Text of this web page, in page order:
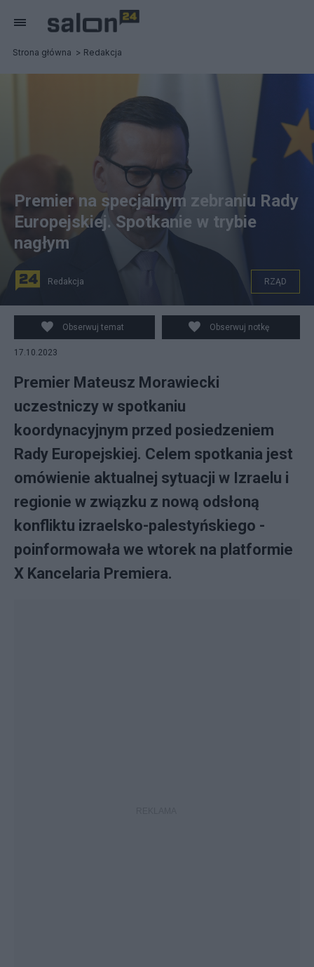
Strona główna Redakcja
na zdjęciu: Premier Mateusz Morawiecki. fot.
PAP/Radek Pietruszka
Premier na specjalnym zebraniu Rady
Europejskiej. Spotkanie w trybie
nagłym
Redakcja RZĄD
Obserwuj temat Obserwuj notkę
17.10.2023
Premier Mateusz Morawiecki
uczestniczy w spotkaniu
koordynacyjnym przed posiedzeniem
Rady Europejskiej. Celem spotkania jest
omówienie aktualnej sytuacji w Izraelu i
regionie w związku z nową odsłoną
konfliktu izraelsko-palestyńskiego -
poinformowała we wtorek na platformie
X Kancelaria Premiera.